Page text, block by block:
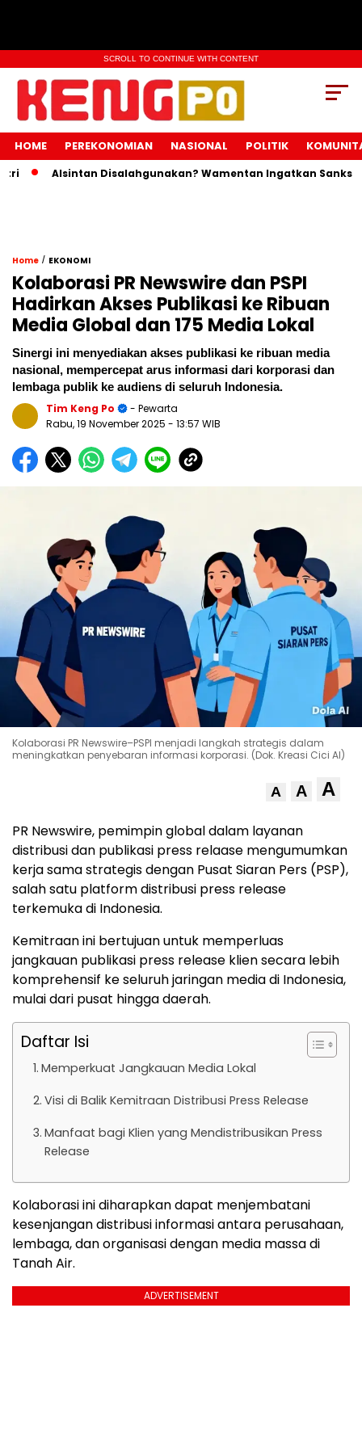
SCROLL TO CONTINUE WITH CONTENT
HOME PEREKONOMIAN NASIONAL POLITIK
Alsintan Disalahgunakan? Wamentan Ingatkan Sanksi
Home / EKONOMI
Kolaborasi PR Newswire dan PSPI
Hadirkan Akses Publikasi ke Ribuan
Media Global dan 175 Media Lokal
Sinergi ini menyediakan akses publikasi ke ribuan media
nasional, mempercepat arus informasi dari korporasi dan
lembaga publik ke audiens di seluruh Indonesia.
Tim Keng Po
- Pewarta
Rabu, 19 November 2025 - 13:57 WIB
Kolaborasi PR Newswire–PSPI menjadi langkah strategis dalam
meningkatkan penyebaran informasi korporasi. (Dok. Kreasi Cici AI)
A A A
PR Newswire, pemimpin global dalam layanan
distribusi dan publikasi press relaase mengumumkan
kerja sama strategis dengan Pusat Siaran Pers (PSP),
salah satu platform distribusi press release
terkemuka di Indonesia.
Kemitraan ini bertujuan untuk memperluas
jangkauan publikasi press release klien secara lebih
komprehensif ke seluruh jaringan media di Indonesia,
mulai dari pusat hingga daerah.
Daftar Isi
Memperkuat Jangkauan Media Lokal
Visi di Balik Kemitraan Distribusi Press Release
Manfaat bagi Klien yang Mendistribusikan Press
Release
Kolaborasi ini diharapkan dapat menjembatani
kesenjangan distribusi informasi antara perusahaan,
lembaga, dan organisasi dengan media massa di
Tanah Air.
ADVERTISEMENT